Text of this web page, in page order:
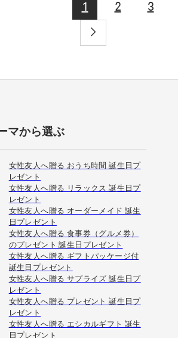
1 2 3
マから選ぶ
女性友人へ贈る おうち時間 誕生日プ
レゼント
女性友人へ贈る リラックス 誕生日プ
レゼント
女性友人へ贈る オーダーメイド 誕生
日プレゼント
女性友人へ贈る 食事券（グルメ券）
のプレゼント 誕生日プレゼント
女性友人へ贈る ギフトパッケージ付
誕生日プレゼント
女性友人へ贈る サプライズ 誕生日プ
レゼント
女性友人へ贈る プレゼント 誕生日プ
レゼント
女性友人へ贈る エシカルギフト 誕生
日プレゼント